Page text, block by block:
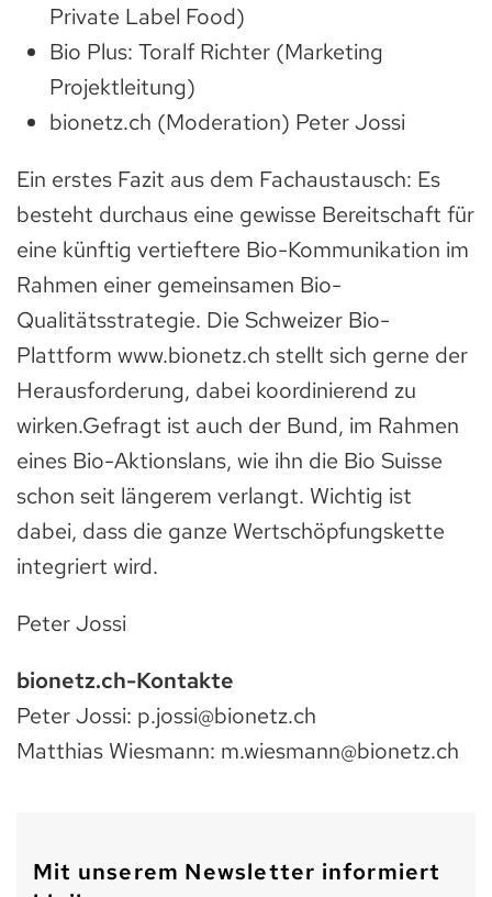
Private Label Food)
Bio Plus: Toralf Richter (Marketing
Projektleitung)
bionetz.ch (Moderation) Peter Jossi
Ein erstes Fazit aus dem Fachaustausch: Es
besteht durchaus eine gewisse Bereitschaft für
eine künftig vertieftere Bio-Kommunikation im
Rahmen einer gemeinsamen Bio-
Qualitätsstrategie. Die Schweizer Bio-
Plattform www.bionetz.ch stellt sich gerne der
Herausforderung, dabei koordinierend zu
wirken.Gefragt ist auch der Bund, im Rahmen
eines Bio-Aktionslans, wie ihn die Bio Suisse
schon seit längerem verlangt. Wichtig ist
dabei, dass die ganze Wertschöpfungskette
integriert wird.
Peter Jossi
bionetz.ch-Kontakte
Peter Jossi: p.jossi@bionetz.ch
Matthias Wiesmann: m.wiesmann@bionetz.ch
Mit unserem Newsletter informiert